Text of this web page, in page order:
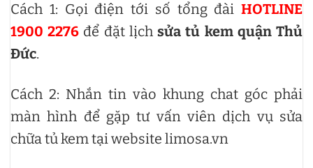
Cách 1: Gọi điện tới số tổng đài HOTLINE
1900 2276 để đặt lịchsửa tủ kem quận Thủ
Đức.
Cách 2: Nhắn tin vào khung chat góc phải
màn hình để gặp tư vấn viên dịch vụ sửa
chữa tủ kem tại website limosa.vn